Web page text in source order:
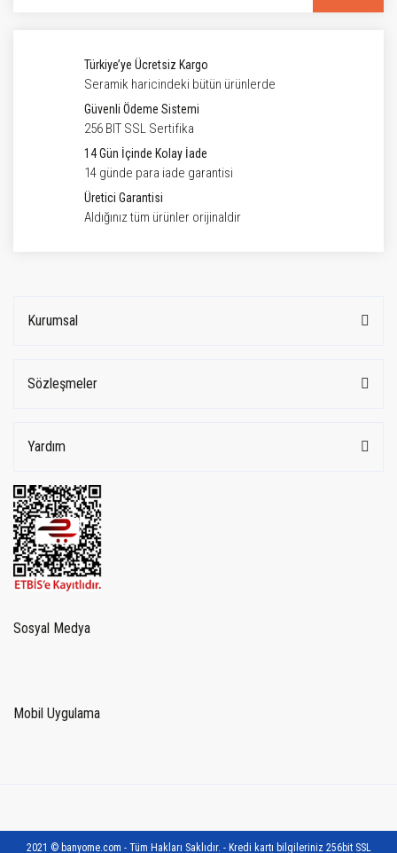
Türkiye’ye Ücretsiz Kargo
Seramik haricindeki bütün ürünlerde
Güvenli Ödeme Sistemi
256 BIT SSL Sertifika
14 Gün İçinde Kolay İade
14 günde para iade garantisi
Üretici Garantisi
Aldığınız tüm ürünler orijinaldir
Kurumsal
Sözleşmeler
Yardım
Sosyal Medya
Mobil Uygulama
2021 © banyome.com - Tüm Hakları Saklıdır. - Kredi kartı bilgileriniz 256bit SSL